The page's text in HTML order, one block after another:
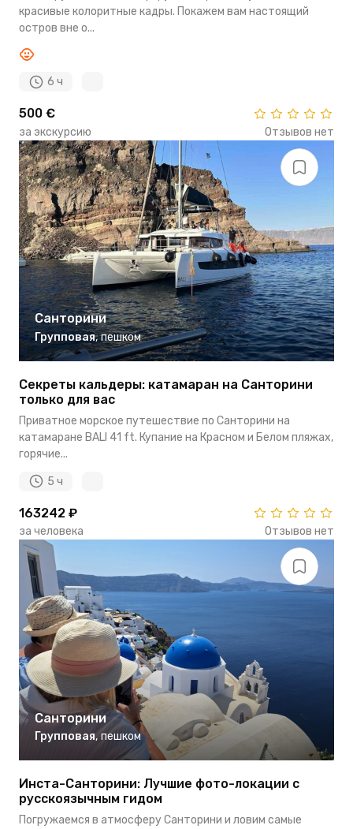
красивые колоритные кадры. Покажем вам настоящий
остров вне о...
6 ч
500 €
за экскурсию Отзывов нет
Санторини
Групповая, пешком
Секреты кальдеры: катамаран на Санторини
только для вас
Приватное морское путешествие по Санторини на
катамаране BALI 41 ft. Купание на Красном и Белом пляжах,
горячие...
5 ч
163242 ₽
за человека Отзывов нет
Санторини
Групповая, пешком
Инста-Санторини: Лучшие фото-локации с
русскоязычным гидом
Погружаемся в атмосферу Санторини и ловим самые